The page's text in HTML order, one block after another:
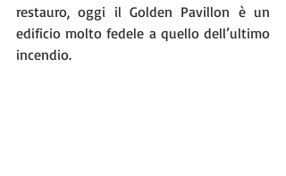
restauro, oggi il Golden Pavillon è un
edificio molto fedele a quello dell’ultimo
incendio.